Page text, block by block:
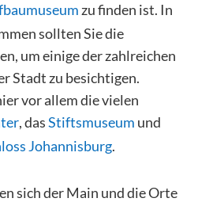
zu finden ist. In
sollten Sie die
um einige der zahlreichen
Stadt zu besichtigen.
vor allem die vielen
, dasStiftsmuseum und
Johannisburg.
sich der Main und die Orte